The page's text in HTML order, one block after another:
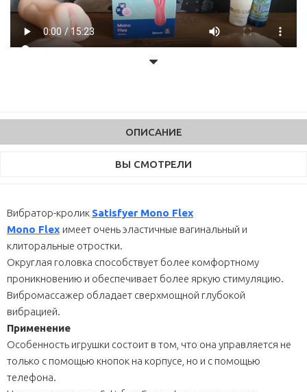
ОПИСАНИЕ
ВЫ СМОТРЕЛИ
Вибратор-кролик Satisfyer Mono Flex
Mono Flex имеет очень эластичные вагинальный и
клиторальные отростки.
Округлая головка способствует более комфортному
проникновению и обеспечивает более яркую стимуляцию.
Вибромассажер обладает сверхмощной глубокой
вибрацией.
Применение
Особенность игрушки состоит в том, что она управляется не
только с помощью кнопок на корпусе, но и с помощью
телефона.